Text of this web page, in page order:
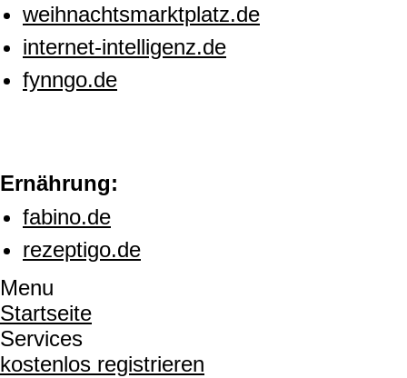
weihnachtsmarktplatz.de
internet-intelligenz.de
fynngo.de
Ernährung:
fabino.de
rezeptigo.de
Menu
Startseite
Services
kostenlos registrieren